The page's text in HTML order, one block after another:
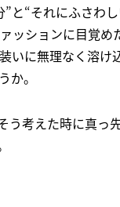
と“それにふさわ
ッションに目覚
いに無理なく溶
か。
う考えた時に真っ